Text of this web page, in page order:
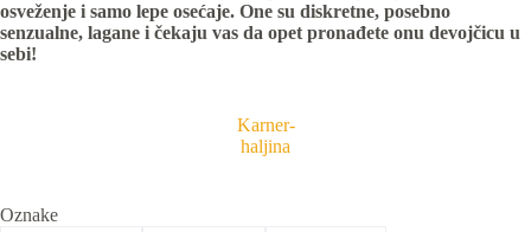
osveženje i samo lepe osećaje. One su diskretne, posebno
senzualne, lagane i čekaju vas da opet pronađete onu devojčicu u
sebi!
Karner-
haljina
Oznake